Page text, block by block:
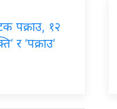
पक्राउ, १२
र ‘पक्राउ’